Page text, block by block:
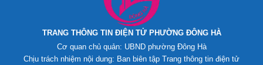
TRANG THÔNG TIN ĐIỆN TỬ PHƯỜNG ĐÔNG HÀ
Cơ quan chủ quản: UBND phường Đông Hà
Chịu trách nhiệm nội dung: Ban biên tập Trang thông tin điện tử